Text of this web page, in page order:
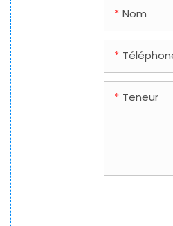
Nom
Teneur